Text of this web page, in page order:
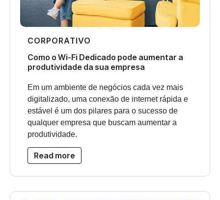
CORPORATIVO
Como o Wi-Fi Dedicado pode aumentar a
produtividade da sua empresa
Em um ambiente de negócios cada vez mais
digitalizado, uma conexão de internet rápida e
estável é um dos pilares para o sucesso de
qualquer empresa que buscam aumentar a
produtividade.
Read more